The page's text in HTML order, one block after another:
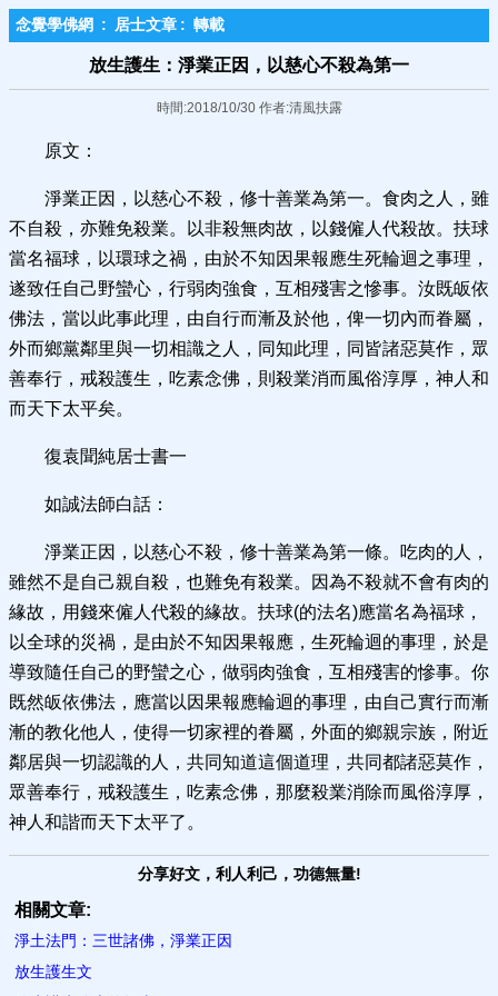
念覺學佛網 : 居士文章 : 轉載
放生護生：淨業正因，以慈心不殺為第一
時間:2018/10/30 作者:清風扶露
原文：
淨業正因，以慈心不殺，修十善業為第一。食肉之人，雖
不自殺，亦難免殺業。以非殺無肉故，以錢僱人代殺故。扶球
當名福球，以環球之禍，由於不知因果報應生死輪迴之事理，
遂致任自己野蠻心，行弱肉強食，互相殘害之慘事。汝既皈依
佛法，當以此事此理，由自行而漸及於他，俾一切內而眷屬，
外而鄉黨鄰里與一切相識之人，同知此理，同皆諸惡莫作，眾
善奉行，戒殺護生，吃素念佛，則殺業消而風俗淳厚，神人和
而天下太平矣。
復袁聞純居士書一
如誠法師白話：
淨業正因，以慈心不殺，修十善業為第一條。吃肉的人，
雖然不是自己親自殺，也難免有殺業。因為不殺就不會有肉的
緣故，用錢來僱人代殺的緣故。扶球(的法名)應當名為福球，
以全球的災禍，是由於不知因果報應，生死輪迴的事理，於是
導致隨任自己的野蠻之心，做弱肉強食，互相殘害的慘事。你
既然皈依佛法，應當以因果報應輪迴的事理，由自己實行而漸
漸的教化他人，使得一切家裡的眷屬，外面的鄉親宗族，附近
鄰居與一切認識的人，共同知道這個道理，共同都諸惡莫作，
眾善奉行，戒殺護生，吃素念佛，那麼殺業消除而風俗淳厚，
神人和諧而天下太平了。
分享好文，利人利己，功德無量!
相關文章:
淨土法門：三世諸佛，淨業正因
放生護生文